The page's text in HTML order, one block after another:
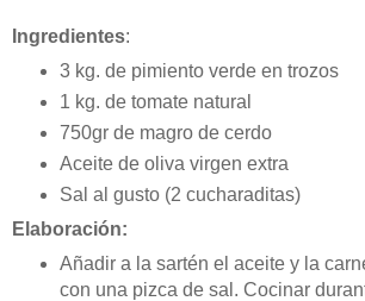
Ingredientes:
3 kg. de pimiento verde en trozos
1 kg. de tomate natural
750gr de magro de cerdo
Aceite de oliva virgen extra
Sal al gusto (2 cucharaditas)
Elaboración:
Añadir a la sartén el aceite y la
con una pizca de sal. Cocinar